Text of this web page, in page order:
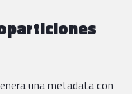
una metadata con